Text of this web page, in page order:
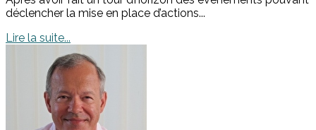
déclencher la mise en place d’actions...
Lire la suite...